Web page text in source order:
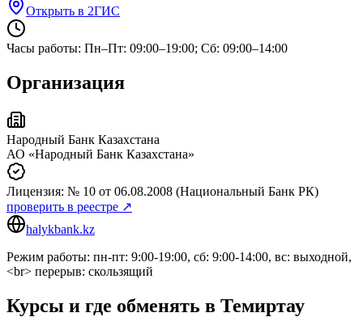
Открыть в 2ГИС
Часы работы: Пн–Пт: 09:00–19:00; Сб: 09:00–14:00
Организация
Народный Банк Казахстана
АО «Народный Банк Казахстана»
Лицензия: № 10 от 06.08.2008 (Национальный Банк РК)
проверить в реестре ↗
halykbank.kz
Режим работы: пн-пт: 9:00-19:00, сб: 9:00-14:00, вс: выходной,
<br> перерыв: скользящий
Курсы и где обменять в Темиртау